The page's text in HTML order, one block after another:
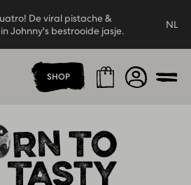
De viral pistache &
Johnny's bestrooide jasje.
NL
SHOP Winkelmand
Account